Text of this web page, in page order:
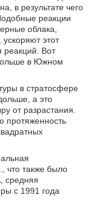
в результате чего
реакции
облака,
этот
реакций. Вот
в Южном
в стратосфере
а это
от разрастания.
протяженность
что также было
средняя
с 1991 года